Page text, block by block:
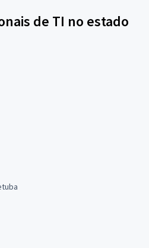
de TI no estado